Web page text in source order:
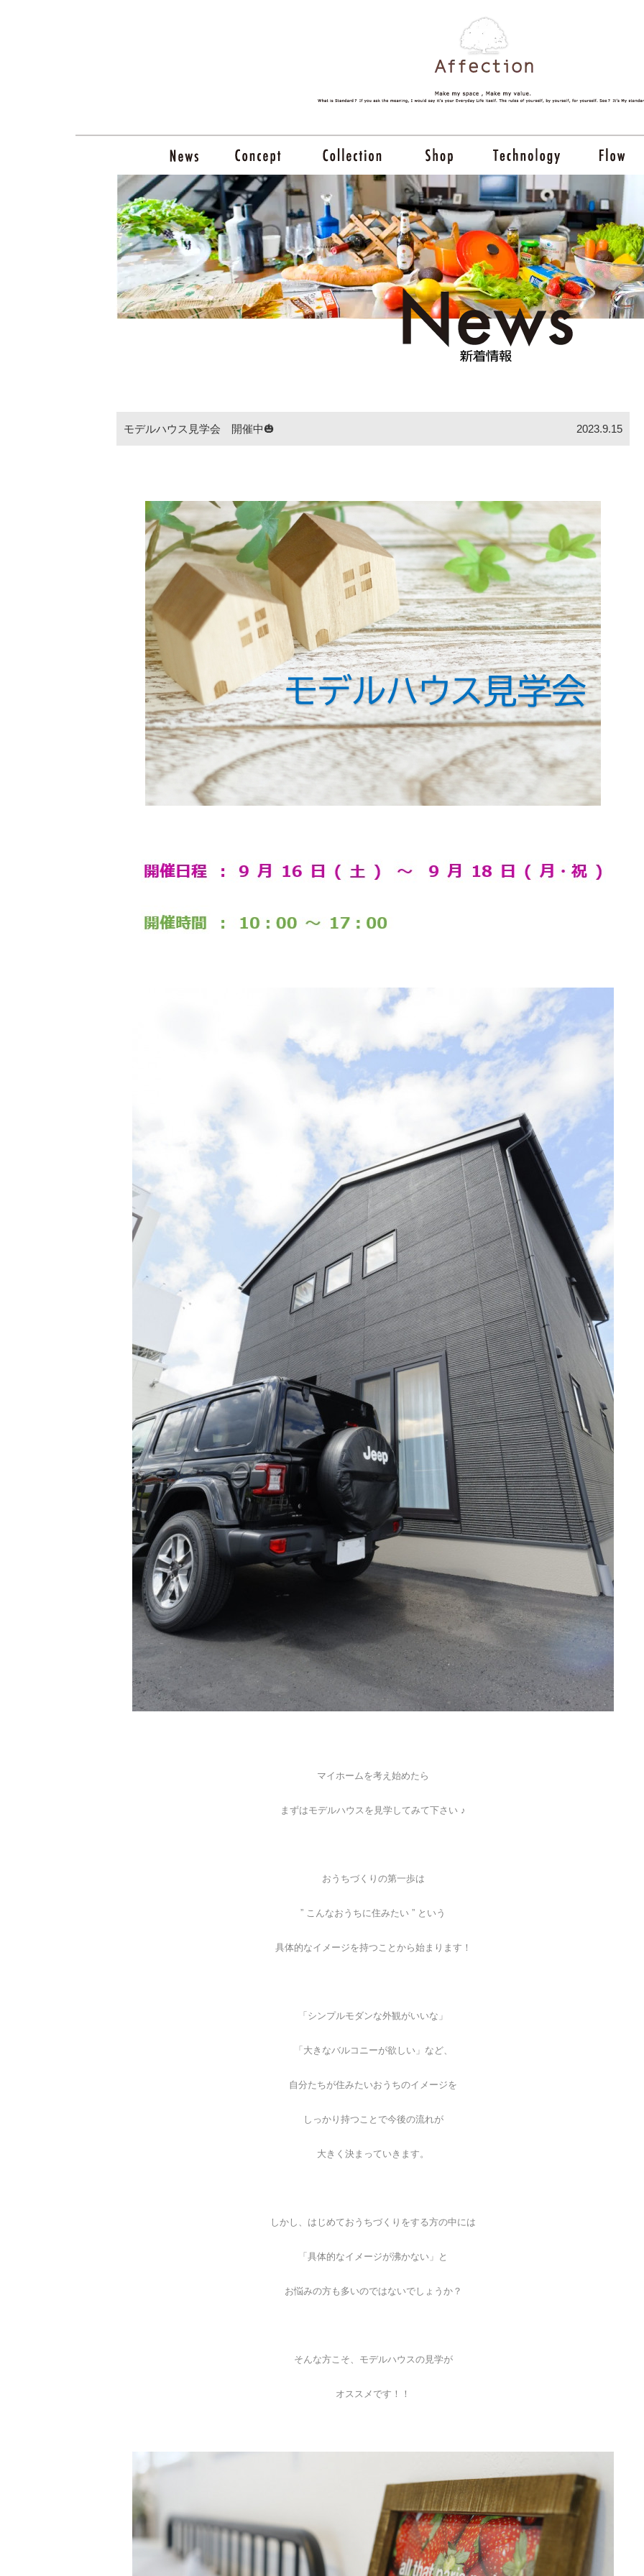
モデルハウス見学会 開催中🎃 2023.9.15
マイホームを考え始めたら
まずはモデルハウスを見学してみて下さい ♪
おうちづくりの第一歩は
” こんなおうちに住みたい ” という
具体的なイメージを持つことから始まります！
「シンプルモダンな外観がいいな」
「大きなバルコニーが欲しい」など、
自分たちが住みたいおうちのイメージを
しっかり持つことで今後の流れが
大きく決まっていきます。
しかし、はじめておうちづくりをする方の中には
「具体的なイメージが沸かない」と
お悩みの方も多いのではないでしょうか？
そんな方こそ、モデルハウスの見学が
オススメです！！